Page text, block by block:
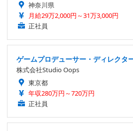
神奈川県
月給29万2,000円～31万3,000円
正社員
ゲームプロデューサー・ディレクタ
株式会社Studio Oops
東京都
年収280万円～720万円
正社員